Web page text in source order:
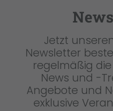
Jetzt
Newsletter
regelmäßig
News und -
Angebote und
exklusive